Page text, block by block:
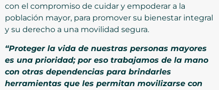
con el compromiso de cuidar y empoderar a la
población mayor, para promover su bienestar integral
y su derecho a una movilidad segura.
“Proteger la vida de nuestras personas mayores
es una prioridad; por eso trabajamos de la mano
con otras dependencias para brindarles
herramientas que les permitan movilizarse con